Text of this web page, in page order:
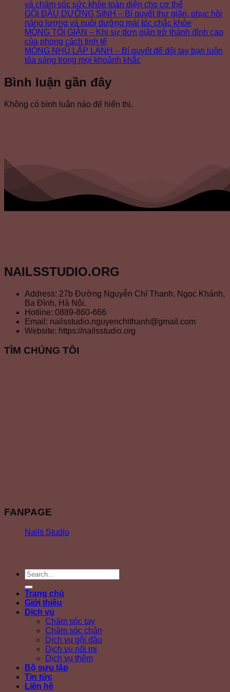
và chăm sóc sức khỏe toàn diện cho cơ thể
GỘI ĐẦU DƯỠNG SINH – Bí quyết thư giãn, phục hồi
năng lượng và nuôi dưỡng mái tóc chắc khỏe
MÓNG TỐI GIẢN – Khi sự đơn giản trở thành đỉnh cao
của phong cách tinh tế
MÓNG NHŨ LẤP LÁNH – Bí quyết để đôi tay bạn luôn
tỏa sáng trong mọi khoảnh khắc
Bình luận gần đây
Không có bình luận nào để hiển thị.
NAILSSTUDIO.ORG
Address: 27b Đường Nguyễn Chí Thanh, Ngọc Khánh,
Ba Đình, Hà Nội.
Hotline: 0889-860-666
Email: nailsstudio.nguyenchithanh@gmail.com
Website: https://nailsstudio.org
TÌM CHÚNG TÔI
FANPAGE
Nails Studio
Trang chủ
Giới thiệu
Dịch vụ
Chăm sóc tay
Chăm sóc chân
Dịch vụ gội đầu
Dịch vụ nối mi
Dịch vụ thêm
Bộ sưu tập
Tin tức
Liên hệ